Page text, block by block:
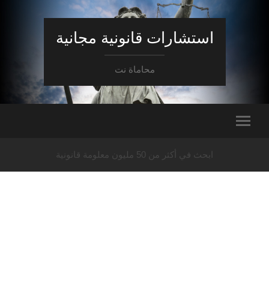
استشارات قانونية مجانية
محاماة نت
ابحث في أكثر من 50 مليون معلومة قانونية